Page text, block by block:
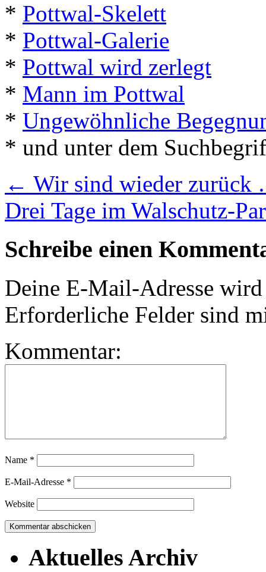
* Pottwal-Skelett
* Pottwal-Galerie
* Pottwal wird zerlegt
* Mann im Pottwal
* Ungewöhnliche
* und unter dem
← Wir sind wieder
Drei Tage im Walschutz-
Schreibe einen
Deine E-Mail-Adresse
Erforderliche Felder sind
Kommentar:
Name *
E-Mail-Adresse *
Website
Aktuelles Archiv